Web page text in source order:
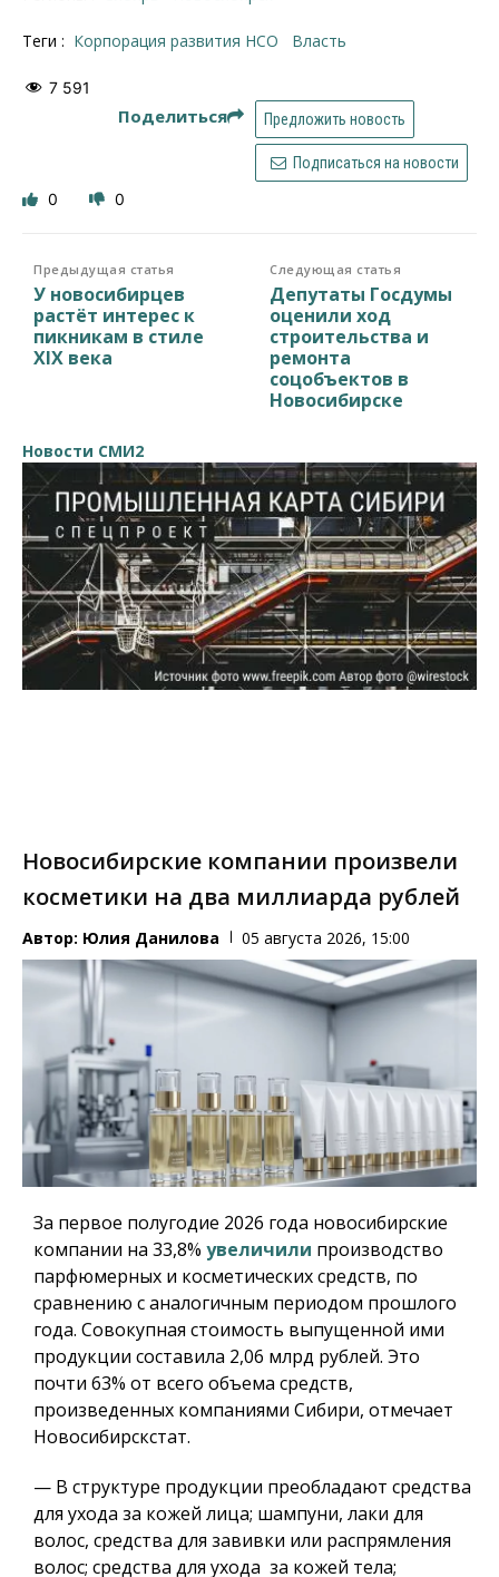
Теги : корпорация развития НСО власть
7 591
Поделиться Предложить новость
Подписаться на новости
0 0
Предыдущая статья
У новосибирцев
растёт интерес к
пикникам в стиле
XIX века
Следующая статья
Депутаты Госдумы
оценили ход
строительства и
ремонта
соцобъектов в
Новосибирске
Новости СМИ2
Новосибирские компании произвели
косметики на два миллиарда рублей
Автор: Юлия Данилова 05 августа 2026, 15:00
За первое полугодие 2026 года новосибирские
компании на 33,8% увеличили производство
парфюмерных и косметических средств, по
сравнению с аналогичным периодом прошлого
года. Совокупная стоимость выпущенной ими
продукции составила 2,06 млрд рублей. Это
почти 63% от всего объема средств,
произведенных компаниями Сибири, отмечает
Новосибирскстат.
— В структуре продукции преобладают средства
для ухода за кожей лица; шампуни, лаки для
волос, средства для завивки или распрямления
волос; средства для ухода за кожей тела;